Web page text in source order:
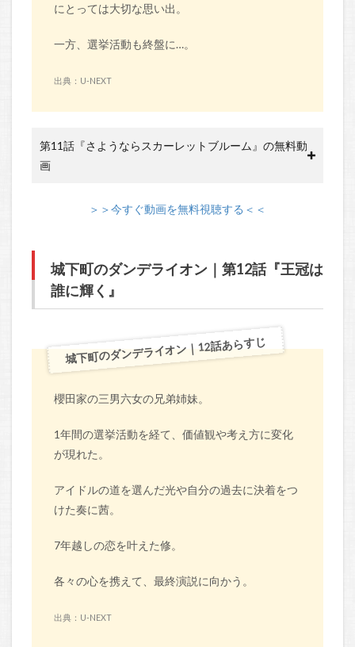
にとっては大切な思い出。
一方、選挙活動も終盤に…。
出典：U-NEXT
第11話『さようならスカーレットブルーム』の無料動
画
＞＞今すぐ動画を無料視聴する＜＜
城下町のダンデライオン｜第12話『王冠は
誰に輝く』
城下町のダンデライオン｜12話あらすじ
櫻田家の三男六女の兄弟姉妹。
1年間の選挙活動を経て、価値観や考え方に変化
が現れた。
アイドルの道を選んだ光や自分の過去に決着をつ
けた奏に茜。
7年越しの恋を叶えた修。
各々の心を携えて、最終演説に向かう。
出典：U-NEXT